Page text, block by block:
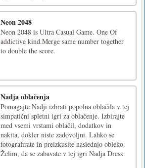
Neon 2048
Neon 2048 is Ultra Casual Game. One Of
addictive kind.Merge same number together
to double the score.
Nadja oblačenja
Pomagajte Nadji izbrati popolna oblačila v tej
simpatični spletni igri za oblačenje. Izbirajte
med vsemi vrstami oblačil, dodatkov in
nakita, dokler niste zadovoljni. Lahko se
fotografirate in preizkusite naslednjo obleko.
Želim, da se zabavate v tej igri Nadja Dress